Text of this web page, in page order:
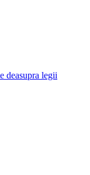
deasupra legii